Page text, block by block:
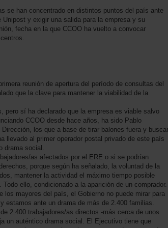
se han concentrado en distintos puntos del país ante
y exigir una salida para la empresa y su
fecha en la que CCOO ha vuelto a convocar
reunión de apertura del período de consultas del
que la clave para mantener la viabilidad de la
pero sí ha declarado que la empresa es viable salvo
CCOO desde hace años, ha sido Pablo
los que a base de tirar balones fuera y buscar
llevado al primer operador postal privado de este país
drama social.
as afectados por el ERE o si se podrían
porque según ha señalado, la voluntad de la
mantener la actividad el máximo tiempo posible
ello, condicionado a la aparición de un comprador.
los mayores del país, el Gobierno no puede mirar para
estamos ante un drama de más de 2.400 familias.
2.400 trabajadores/as directos -más cerca de unos
un auténtico drama social. El Ejecutivo tiene que